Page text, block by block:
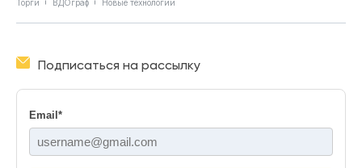
Торги ВДОграф Новые технологии
Подписаться на рассылку
Email *